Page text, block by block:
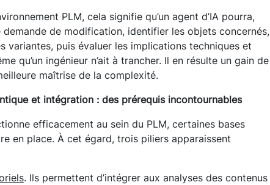
PLM, cela signifie qu’un agent d’IA pourra,
demande de modification, identifier les objets concernés,
variantes, puis évaluer les implications techniques et
qu’un ingénieur n’ait à trancher. Il en résulte un gain de
maîtrise de la complexité.
et intégration : des prérequis incontournables
efficacement au sein du PLM, certaines bases
en place. À cet égard, trois piliers apparaissent
. Ils permettent d’intégrer aux analyses des contenus